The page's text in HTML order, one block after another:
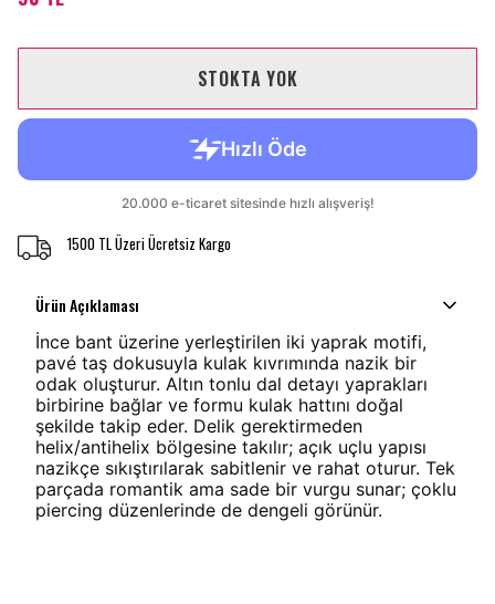
STOKTA YOK
1500 TL Üzeri Ücretsiz Kargo
Ürün Açıklaması
İnce bant üzerine yerleştirilen iki yaprak motifi,
pavé taş dokusuyla kulak kıvrımında nazik bir
odak oluşturur. Altın tonlu dal detayı yaprakları
birbirine bağlar ve formu kulak hattını doğal
şekilde takip eder. Delik gerektirmeden
helix/antihelix bölgesine takılır; açık uçlu yapısı
nazikçe sıkıştırılarak sabitlenir ve rahat oturur. Tek
parçada romantik ama sade bir vurgu sunar; çoklu
piercing düzenlerinde de dengeli görünür.